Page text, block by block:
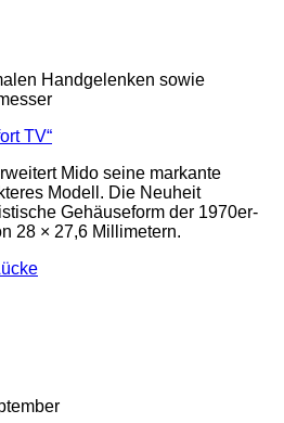
Handgelenken sowie
TV“
Mido seine markante
Modell. Die Neuheit
Gehäuseform der 1970er-
28 × 27,6 Millimetern.